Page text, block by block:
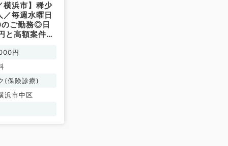
横浜市】稀少
／毎週水曜日
ご勤務◎日
高額案件で
円
(保険診療)
浜市中区